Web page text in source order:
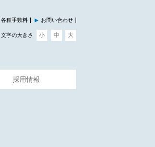
各種手数料 お問い合わせ
文字の大きさ 小 中 大
採用情報